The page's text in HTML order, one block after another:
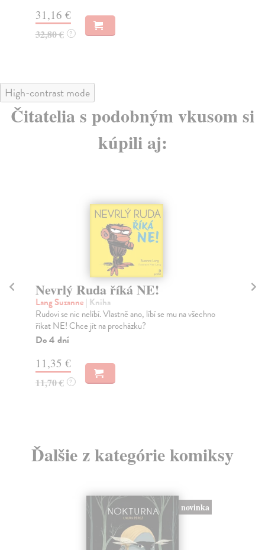
31,16 €
32,80 € ?
High-contrast mode
Čitatelia s podobným vkusom si
kúpili aj:
Nevrlý Ruda říká NE!
Lang Suzanne | Kniha
Rudovi se nic nelíbí. Vlastně ano, líbí se mu na všechno
říkat NE! Chce jít na procházku?
Do 4 dní
11,35 €
11,70 € ?
Ďalšie z kategórie komiksy
novinka